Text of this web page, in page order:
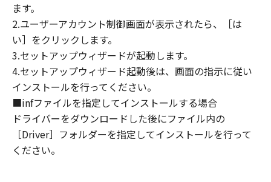
(4) お客様は、上記(3)によって本契約書が終了
した場合、速やかに、「本ソフトウェア」およ
びその複製物のすべてを廃棄または消去するも
のとします。
(5) 上記にかかわらず、本契約書第2条、第4条
から第7条まで、第8条第4項および第10条の規
定は、本契約書の終了後も効力を有します。
９．U.S. GOVERNMENT RESTRICTED RIGHTS
NOTICE
“米国政府エンドユーザー”とは、米国政府の機
ます。
2.ユーザーアカウント制御画面が表示されたら、［は
い］をクリックします。
3.セットアップウィザードが起動します。
4.セットアップウィザード起動後は、画面の指示に従い
インストールを行ってください。
■infファイルを指定してインストールする場合
ドライバーをダウンロードした後にファイル内の
［Driver］フォルダーを指定してインストールを行って
ください。